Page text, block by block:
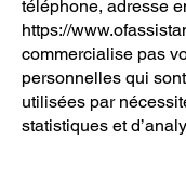
téléphone, adresse
https://
commercialise pas
personnelles qui
utilisées par
statistiques et